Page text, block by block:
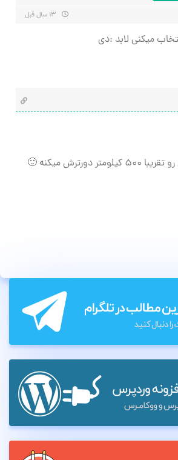
میکنی لابد :دی
دورترش میکنه 🙂